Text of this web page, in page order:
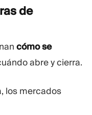
de
cómo se
abre y cierra.
los mercados